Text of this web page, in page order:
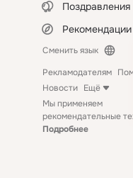
Поздравления
Рекомендации
Сменить язык
Рекламодателям
Новости Ещё
Мы применяем
рекомендательные
Подробнее